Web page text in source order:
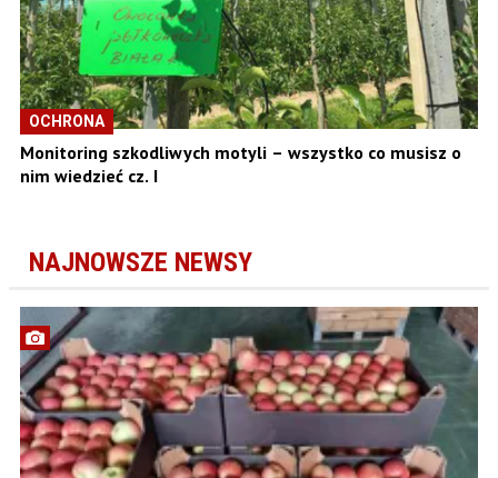
OCHRONA
Monitoring szkodliwych motyli – wszystko co musisz o
nim wiedzieć cz. I
NAJNOWSZE NEWSY